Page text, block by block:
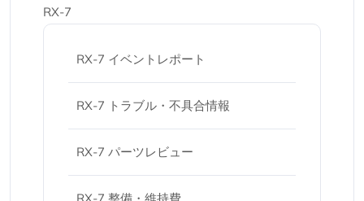
RX-7
RX-7 イベントレポート
RX-7 トラブル・不具合情報
RX-7 パーツレビュー